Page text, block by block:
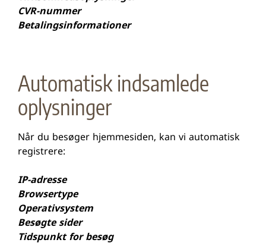
CVR-nummer
Betalingsinformationer
Automatisk indsamlede
oplysninger
Når du besøger hjemmesiden, kan vi automatisk
registrere:
IP-adresse
Browsertype
Operativsystem
Besøgte sider
Tidspunkt for besøg